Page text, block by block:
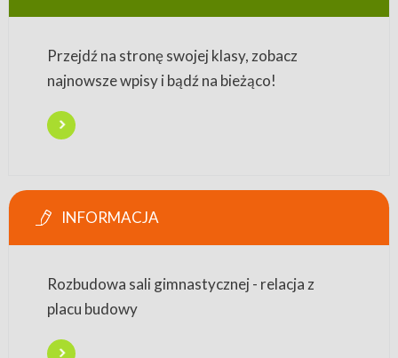
Przejdź na stronę swojej klasy, zobacz
najnowsze wpisy i bądź na bieżąco!
INFORMACJA
Rozbudowa sali gimnastycznej - relacja z
placu budowy